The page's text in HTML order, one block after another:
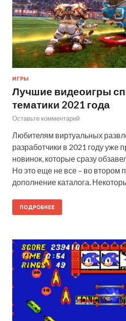
ИГРЫ
Лучшие видеоигры
тематики 2021 года
Оставьте комментарий
Любителям виртуальных
разработчики в 2021 году уже
новинок, которые сразу
Но это еще не все – во втором
дополнение каталога.
ПОДРОБНЕЕ